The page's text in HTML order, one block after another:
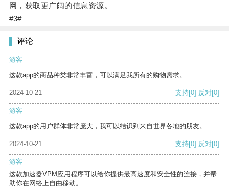
网，获取更广阔的信息资源。
#3#
评论
游客
这款app的商品种类非常丰富，可以满足我所有的购物需求。
2024-10-21 支持[0] 反对[0]
游客
这款app的用户群体非常庞大，我可以结识到来自世界各地的朋友。
2024-10-21 支持[0] 反对[0]
游客
这款加速器VPM应用程序可以给你提供最高速度和安全性的连接，并帮
助你在网络上自由移动。